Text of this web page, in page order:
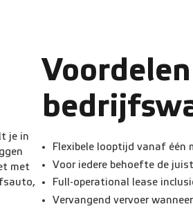
je in
met
Flexibele looptijd vanaf één
Voor iedere behoefte de
Full-operational lease
Vervangend vervoer